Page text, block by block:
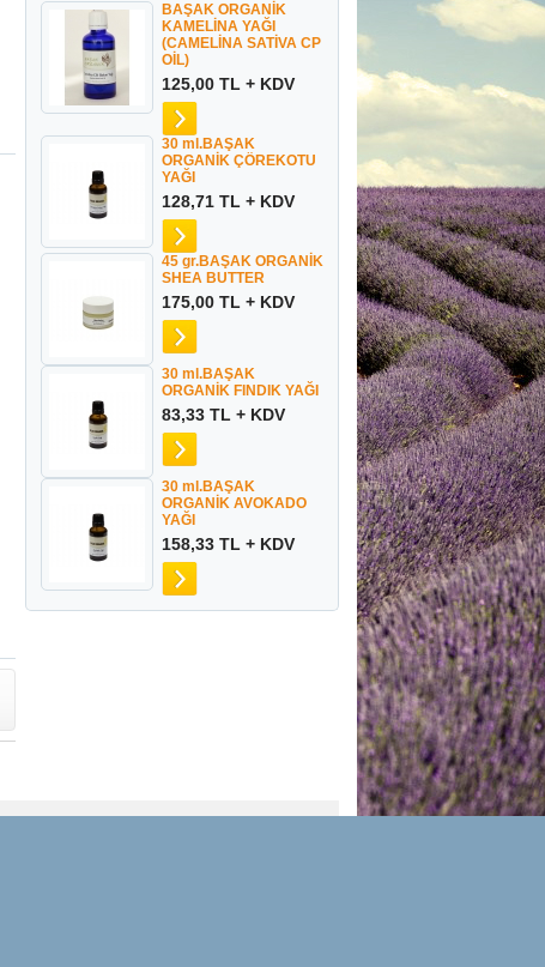
BAŞAK ORGANİK
KAMELİNA YAĞI
(CAMELİNA SATİVA CP
OİL)
125,00 TL + KDV
30 ml.BAŞAK
ORGANİK ÇÖREKOTU
YAĞI
128,71 TL + KDV
45 gr.BAŞAK ORGANİK
SHEA BUTTER
175,00 TL + KDV
30 ml.BAŞAK
ORGANİK FINDIK YAĞI
83,33 TL + KDV
30 ml.BAŞAK
ORGANİK AVOKADO
YAĞI
158,33 TL + KDV